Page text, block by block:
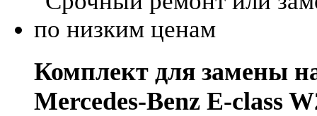
Комплект для замены
Mercedes-Benz E-class